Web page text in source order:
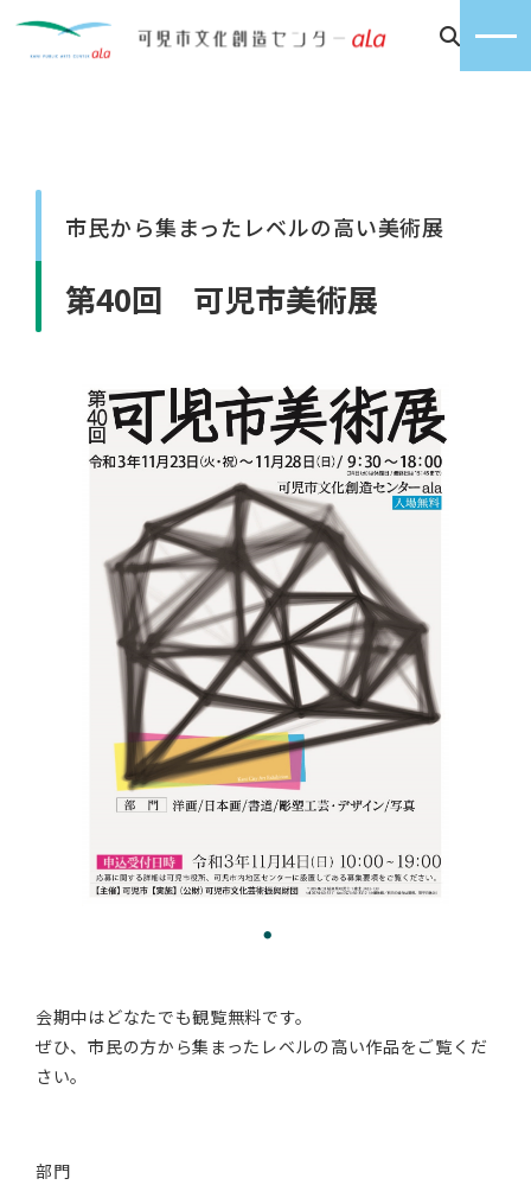
市民から集まったレベルの高い美術展
第40回 可児市美術展
会期中はどなたでも観覧無料です。
ぜひ、市民の方から集まったレベルの高い作品をご覧くだ
さい。
部門